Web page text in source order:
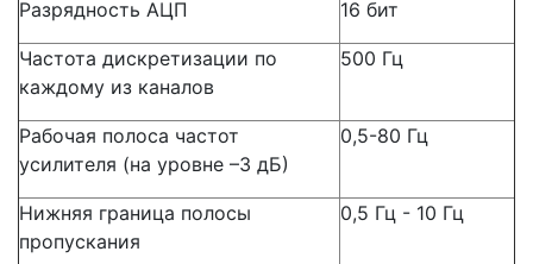
Разрядность АЦП 16 бит
Частота дискретизации по
каждому из каналов
500 Гц
Рабочая полоса частот
усилителя (на уровне –3 дБ)
0,5-80 Гц
Нижняя граница полосы
пропускания
0,5 Гц - 10 Гц